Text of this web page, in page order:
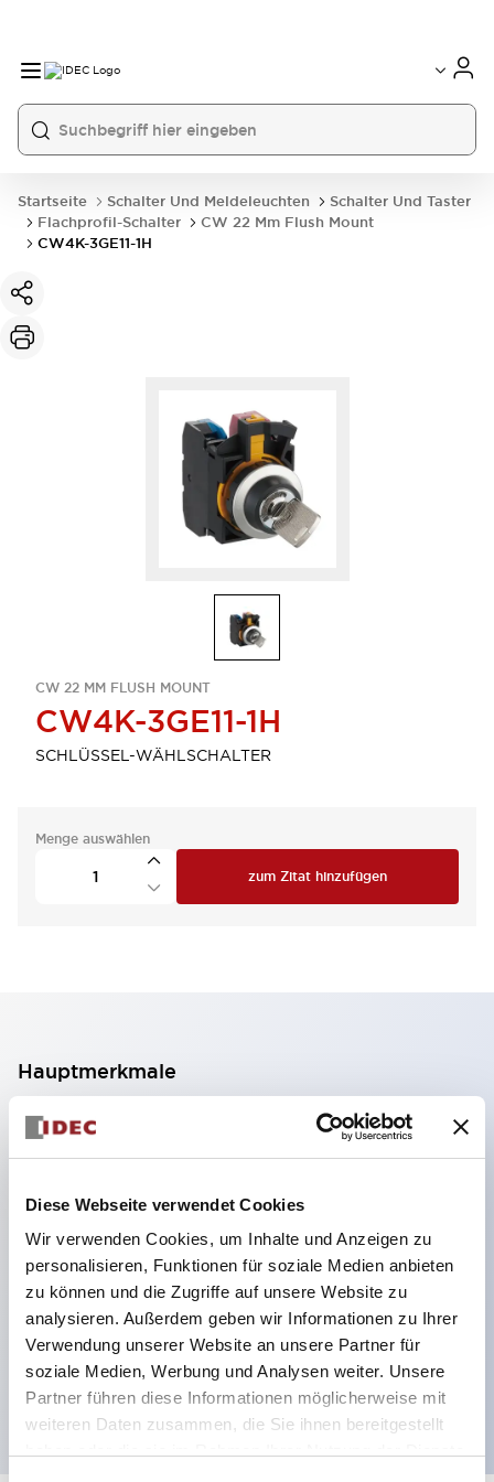
Diese Webseite verwendet Cookies
Wir verwenden Cookies, um Inhalte und Anzeigen zu
personalisieren, Funktionen für soziale Medien anbieten
zu können und die Zugriffe auf unsere Website zu
analysieren. Außerdem geben wir Informationen zu Ihrer
Verwendung unserer Website an unsere Partner für
soziale Medien, Werbung und Analysen weiter. Unsere
Partner führen diese Informationen möglicherweise mit
weiteren Daten zusammen, die Sie ihnen bereitgestellt
Startseite Schalter Und Meldeleuchten
Schalter Und Taster
Flachprofil-Schalter
CW 22 Mm Flush Mount
CW4K-3GE11-1H
CW 22 MM FLUSH MOUNT
CW4K-3GE11-1H
SCHLÜSSEL-WÄHLSCHALTER
Menge auswählen
zum Zitat hinzufügen
Hauptmerkmale
2-Kontakt-Block mit 2 Stufen, ermöglicht eine 4-
Kontakt-Konfiguration (Gewährleistung der
Isolierung zwischen den 2 Kontakten).
59,9 mm (※ 22-stufiger Kontaktblock).
Platzsparendes Design möglich.
Sicherheitsstruktur der 3. Generation: 2-Aktions-
Freisetzung, integrierter Schutz, IP20-
Fingerschutzstruktur